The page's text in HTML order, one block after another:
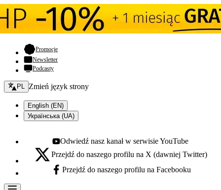
Promocje- otwiera się w nowej karcie
Newsletter
Podcasty
Zmień język - bieżący:
PL Zmień język strony
English (EN)
Українська (UA)
Youtube - otwiera się w nowej karcie
Odwiedź nasz kanał w serwisie YouTube
X - otwiera się w nowej karcie
Przejdź do naszego profilu na X (dawniej Twitter)
Facebook - otwiera się w nowej karcie
Przejdź do naszego profilu na Facebooku